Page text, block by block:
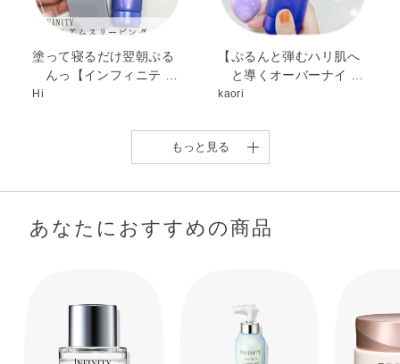
Na・水添レシチン・フェノキシエタノール・香料
塗って寝るだけ翌朝ぷる
んっ【インフィニテ …
Hi
【ぷるんと弾むハリ肌へ
と導くオーバーナイ …
kaori
【睡眠パックで翌朝ぷる
【洗顔料なのにまるで美
容液かのようにしっ …
kaho
絶賛愛用中！のスキンケ
Kumi
【睡眠中のナイトケア】
今回は私が最近 …
LISA
もっと見る
あなたにおすすめの商品